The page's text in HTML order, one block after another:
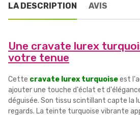
LA DESCRIPTION AVIS
Une cravate lurex
votre tenue
Cette cravate lurex turquoiseest
ajouter une touche d'éclat et
déguisée. Son tissu scintillant capte la
regards. La teinte turquoise vibrante